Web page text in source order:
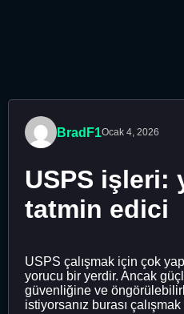
BradF1Ocak 4, 2026
USPS işleri:
tatmin edici
USPS çalışmak için çok
yorucu bir yerdir. Ancak
güvenliğine ve
istiyorsanız burası